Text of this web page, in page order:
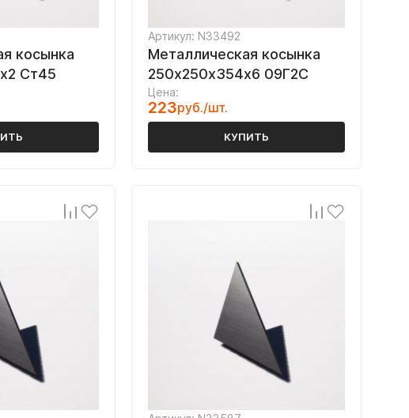
косынка
Ст45
Артикул: N33492
Металлическая косынка
250х250х354х6 09Г2С
Цена:
223руб./шт.
КУПИТЬ